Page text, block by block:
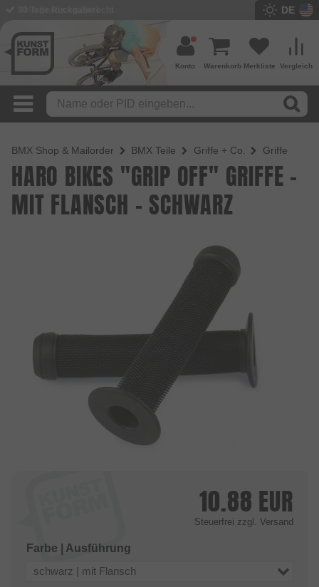
DE
Vergleich
Merkliste
Warenkorb
Konto
BMX Shop & Mailorder BMX Teile Griffe + Co. Griffe
HARO BIKES "GRIP OFF" GRIFFE -
MIT FLANSCH - SCHWARZ
10.88 EUR
Steuerfrei zzgl. Versand
Farbe | Ausführung
schwarz | mit Flansch